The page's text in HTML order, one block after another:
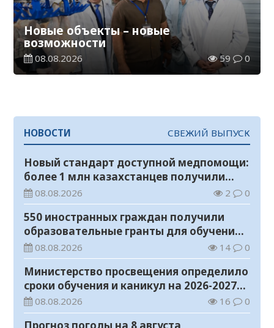
Новые объекты – новые
возможности
08.08.2026 59 0
НОВОСТИ СВЕЖИЙ ВЫПУСК
Новый стандарт доступной медпомощи:
более 1 млн казахстанцев получили
телемедицинские услуги
08.08.2026 2 0
550 иностранных граждан получили
образовательные гранты для обучения в
Казахстане
08.08.2026 14 0
Министерство просвещения определило
сроки обучения и каникул на 2026-2027
учебный год
08.08.2026 16 0